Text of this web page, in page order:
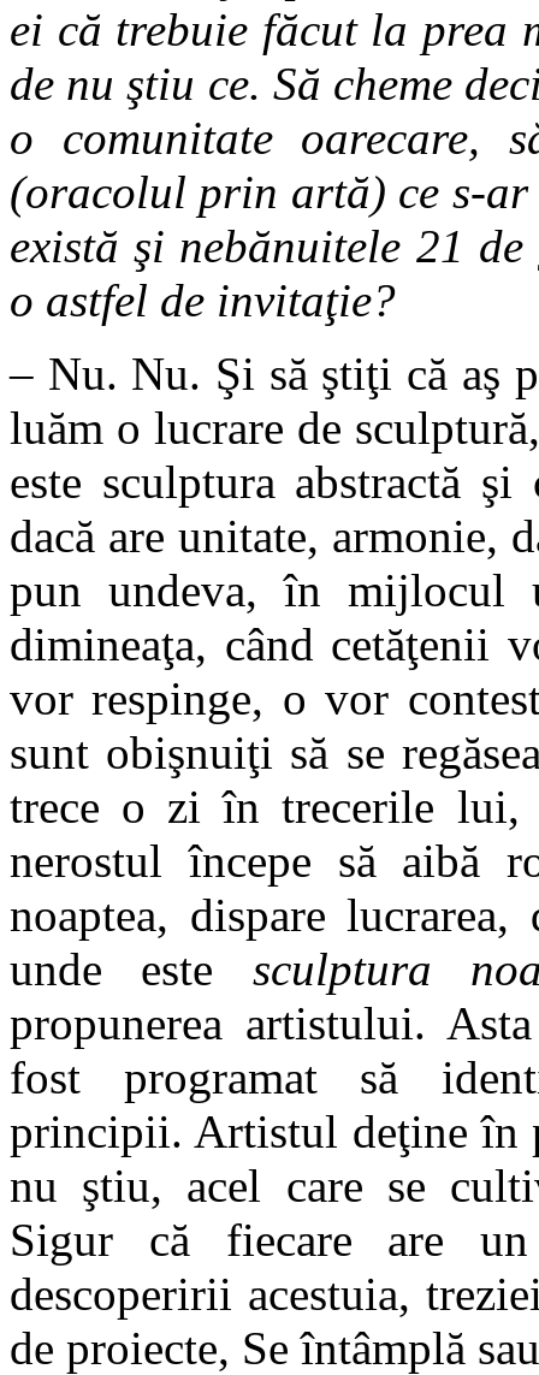
ei că trebuie făcut la prea
de nu ştiu ce. Să cheme
o comunitate oarecare,
(oracolul prin artă) ce s-ar
există şi nebănuitele 21
o astfel de invitaţie?
– Nu. Nu. Şi să ştiţi că aş
luăm o lucrare de
este sculptura abstractă
dacă are unitate, armonie,
pun undeva, în mijlocul
dimineaţa, când cetăţenii
vor respinge, o vor
sunt obişnuiţi să se
trece o zi în trecerile lui,
nerostul începe să aibă
noaptea, dispare
unde este sculptura
propunerea artistului.
fost programat să
principii. Artistul deţine în
nu ştiu, acel care se
Sigur că fiecare are
descoperirii acestuia,
de proiecte, Se întâmplă